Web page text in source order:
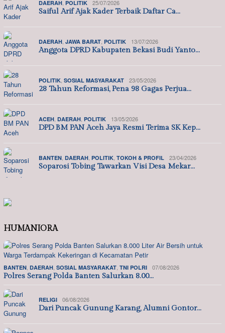
DAERAH POLITIK 25/07/2026
Saiful Arif Ajak Kader Terbaik Daftar Ca…
DAERAH JAWA BARAT POLITIK 13/07/2026
Anggota DPRD Kabupaten Bekasi Budi Yanto…
POLITIK SOSIAL MASYARAKAT 23/05/2026
28 Tahun Reformasi, Pena 98 Gagas Perjua…
ACEH DAERAH POLITIK 13/05/2026
DPD BM PAN Aceh Jaya Resmi Terima SK Kep…
BANTEN DAERAH POLITIK TOKOH & PROFIL 23/04/2026
Soparosi Tobing Tawarkan Visi Desa Mekar…
HUMANIORA
BANTEN DAERAH SOSIAL MASYARAKAT TNI POLRI 07/08/2026
Polres Serang Polda Banten Salurkan 8.00…
RELIGI 06/08/2026
Dari Puncak Gunung Karang, Alumni Gontor…